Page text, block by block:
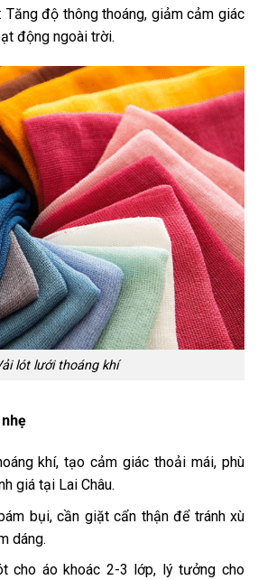
: Tăng độ thông thoáng, giảm cảm giác
động ngoài trời.
lót lưới thoáng khí
khí, tạo cảm giác thoải mái, phù
giá tại Lai Châu.
bụi, cần giặt cẩn thận để tránh xù
dáng.
cho áo khoác 2-3 lớp, lý tưởng cho